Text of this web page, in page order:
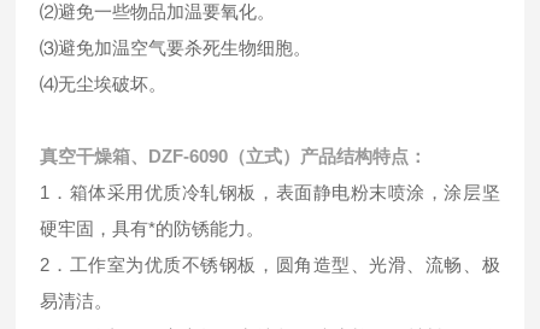
⑵避免一些物品加温要氧化。
⑶避免加温空气要杀死生物细胞。
⑷无尘埃破坏。
真空干燥箱、DZF-6090（立式）产品结构特点：
1．箱体采用优质冷轧钢板，表面静电粉末喷涂，涂层坚
硬牢固，具有*的防锈能力。
2．工作室为优质不锈钢板，圆角造型、光滑、流畅、极
易清洁。